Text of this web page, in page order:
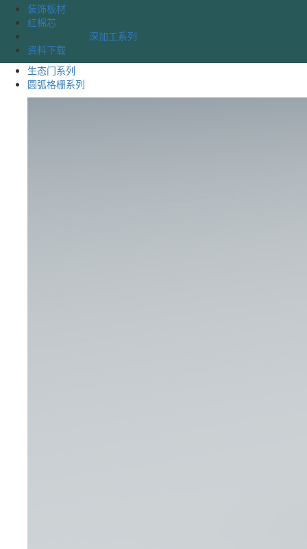
装饰板材
红棉芯
深加工系列
资料下载
生态门系列
圆弧格栅系列